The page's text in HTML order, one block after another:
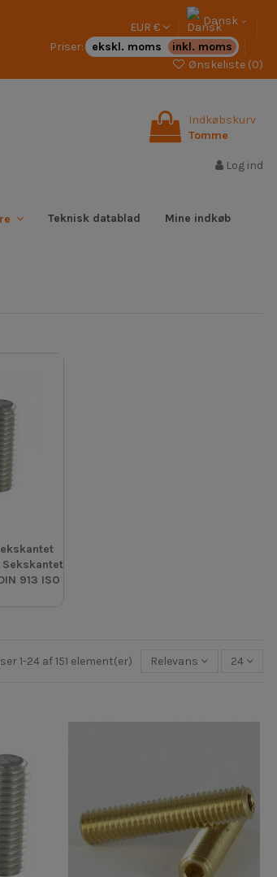
EUR €
Dansk
Priser:
ekskl. moms
inkl. moms
Ønskeliste (0)
Indkøbskurv
Tomme
Log ind
Teknisk datablad Mine indkøb
913 ISO
1-24 af 151 element(er) Relevans 24